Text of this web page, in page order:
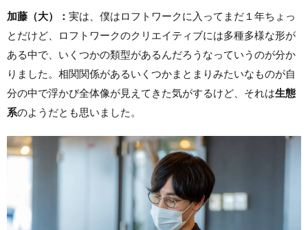
加藤（大）： 実は、僕はロフトワークに入ってまだ１年ちょっ
とだけど、ロフトワークのクリエイティブには多種多様な形が
ある中で、いくつかの類型があるんだろうなっていうのが分か
りました。相関関係があるいくつかまとまりみたいなものが自
分の中で浮かび全体像が見えてきた気がするけど、それは生態
系のようだとも思いました。